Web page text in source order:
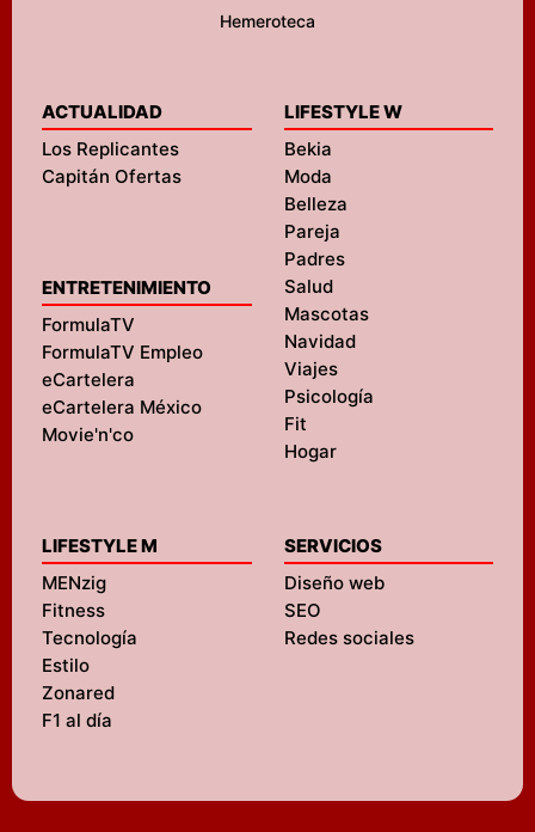
Hemeroteca
ACTUALIDAD
Los Replicantes
Capitán Ofertas
ENTRETENIMIENTO
FormulaTV
FormulaTV Empleo
eCartelera
eCartelera México
Movie'n'co
LIFESTYLE W
Bekia
Moda
Belleza
Pareja
Padres
Salud
Mascotas
Navidad
Viajes
Psicología
Fit
Hogar
LIFESTYLE M
MENzig
Fitness
Tecnología
Estilo
Zonared
F1 al día
SERVICIOS
Diseño web
SEO
Redes sociales